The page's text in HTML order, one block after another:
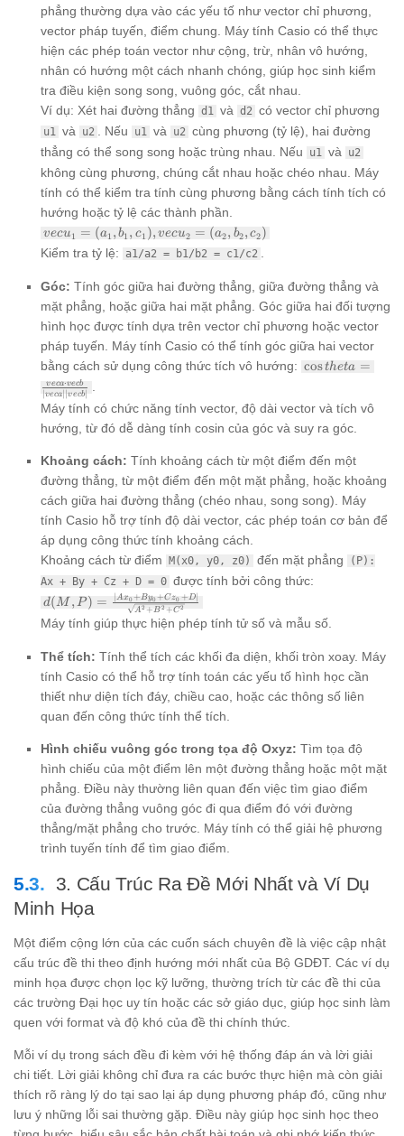
phẳng thường dựa vào các yếu tố như vector chỉ phương,
vector pháp tuyến, điểm chung. Máy tính Casio có thể thực
hiện các phép toán vector như cộng, trừ, nhân vô hướng,
nhân có hướng một cách nhanh chóng, giúp học sinh kiểm
tra điều kiện song song, vuông góc, cắt nhau.
Ví dụ: Xét hai đường thẳng d1 và d2 có vector chỉ phương
u1 và u2 . Nếu u1 và u2 cùng phương (tỷ lệ), hai đường
thẳng có thể song song hoặc trùng nhau. Nếu
u1 và u2
không cùng phương, chúng cắt nhau hoặc chéo nhau. Máy
tính có thể kiểm tra tính cùng phương bằng cách tính tích có
hướng hoặc tỷ lệ các thành phần.
vec{u_1}
= (a_1,
b_1,
vec{u_2}
= (a_2,
b_2, c_2)
vecu1 = (a1 , b1 , c1 ), vecu2 = (a2, b2 , c2)
Kiểm tra tỷ lệ: a1/a2 = b1/b2 = c1/c2 .
Góc: Tính góc giữa hai đường thẳng, giữa đường thẳng và
mặt phẳng, hoặc giữa hai mặt phẳng. Góc giữa hai đối tượng
hình học được tính dựa trên vector chỉ phương hoặc vector
pháp tuyến. Máy tính Casio có thể tính góc giữa hai vector
bằng cách sử dụng công thức tích vô hướng: \cos theta =
vec{b}}
{|vec{a}|
|vec{b}|}
costheta =
∣veca∣∣vecb∣
veca⋅vecb
.
Máy tính có chức năng tính vector, độ dài vector và tích vô
hướng, từ đó dễ dàng tính cosin của góc và suy ra góc.
Khoảng cách: Tính khoảng cách từ một điểm đến một
đường thẳng, từ một điểm đến một mặt phẳng, hoặc khoảng
cách giữa hai đường thẳng (chéo nhau, song song). Máy
tính Casio hỗ trợ tính độ dài vector, các phép toán cơ bản để
áp dụng công thức tính khoảng cách.
Khoảng cách từ điểm
M(x0, y0, z0) đến mặt phẳng
(P):
Ax + By + Cz + D = 0 được tính bởi công thức:
d(M, P) =
\frac{|Ax_0
+ By_0 +
{\sqrt{A^2
+ B^2 +
C^2}}
d(M , P ) =
A2+B2 +C2
Ax0+By0+Cz0 +D∣
Máy tính giúp thực hiện phép tính tử số và mẫu số.
Thể tích: Tính thể tích các khối đa diện, khối tròn xoay. Máy
tính Casio có thể hỗ trợ tính toán các yếu tố hình học cần
thiết như diện tích đáy, chiều cao, hoặc các thông số liên
quan đến công thức tính thể tích.
Hình chiếu vuông góc trong tọa độ Oxyz: Tìm tọa độ
hình chiếu của một điểm lên một đường thẳng hoặc một mặt
phẳng. Điều này thường liên quan đến việc tìm giao điểm
của đường thẳng vuông góc đi qua điểm đó với đường
thẳng/mặt phẳng cho trước. Máy tính có thể giải hệ phương
trình tuyến tính để tìm giao điểm.
3. Cấu Trúc Ra Đề Mới Nhất và Ví Dụ
Minh Họa
Một điểm cộng lớn của các cuốn sách chuyên đề là việc cập nhật
cấu trúc đề thi theo định hướng mới nhất của Bộ GDĐT. Các ví dụ
minh họa được chọn lọc kỹ lưỡng, thường trích từ các đề thi của
các trường Đại học uy tín hoặc các sở giáo dục, giúp học sinh làm
quen với format và độ khó của đề thi chính thức.
Mỗi ví dụ trong sách đều đi kèm với hệ thống đáp án và lời giải
chi tiết. Lời giải không chỉ đưa ra các bước thực hiện mà còn giải
thích rõ ràng lý do tại sao lại áp dụng phương pháp đó, cũng như
lưu ý những lỗi sai thường gặp. Điều này giúp học sinh học theo